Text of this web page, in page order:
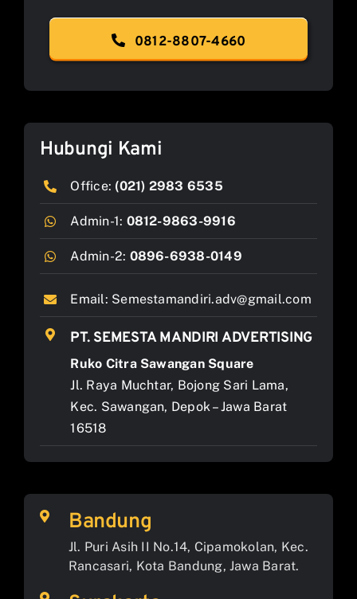
0812-8807-4660
Hubungi Kami
Office: (021) 2983 6535
Admin-1: 0812-9863-9916
Admin-2: 0896-6938-0149
Email: Semestamandiri.adv@gmail.com
PT. SEMESTA MANDIRI ADVERTISING
Ruko Citra Sawangan Square
Jl. Raya Muchtar, Bojong Sari Lama,
Kec. Sawangan, Depok – Jawa Barat
16518
Bandung
Jl. Puri Asih II No.14, Cipamokolan, Kec.
Rancasari, Kota Bandung, Jawa Barat.